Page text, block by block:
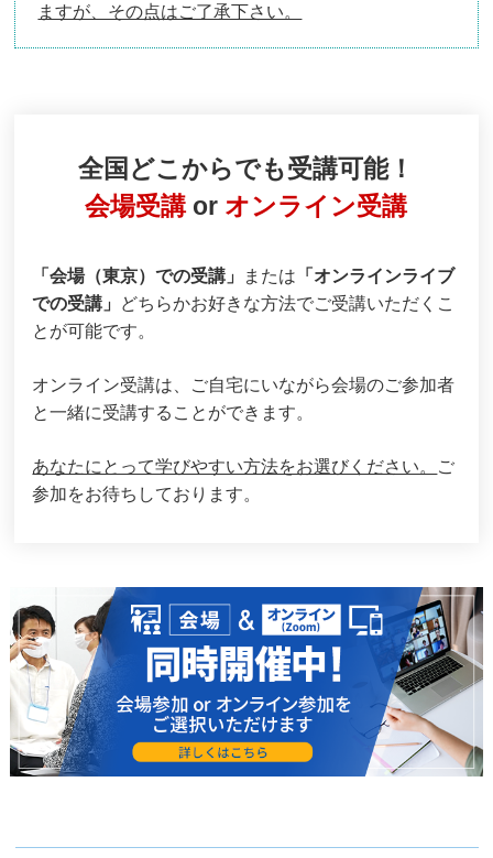
ますが、その点はご了承下さい。
全国どこからでも受講可能！
会場受講or オンライン受講
「会場（東京）での受講」 または 「オンラインライブ
での受講」 どちらかお好きな方法でご受講いただくこ
とが可能です。
オンライン受講は、 ご自宅にいながら会場のご参加者
と一緒に受講することができます。
あなたにとって学びやすい方法をお選びください。 ご
参加をお待ちしております。